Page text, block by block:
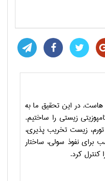
هاست. در این تحقیق ما به
زیستی را ساختیم.
زیست تخریب پذیری،
داربست ها با سایز تخلخل مختلف از 20 تا 100 میکرومتر، مناسب برای نفوذ سولی، ساختار
کرد.